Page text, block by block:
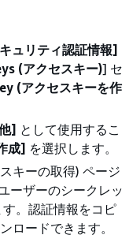
ュリティ認証情報]
(アクセスキー)] セ
(アクセスキーを作
] として使用するこ
成] を選択します。
キーの取得) ページ
ーザーのシークレッ
。認証情報をコピ
ロードできます。